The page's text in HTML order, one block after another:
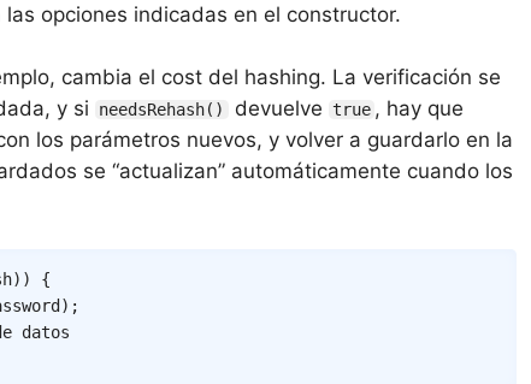
opciones indicadas en el constructor.
cambia el cost del hashing. La verificación se
y si
needsRehash() devuelve true , hay que
los parámetros nuevos, y volver a guardarlo en la
se “actualizan” automáticamente cuando los
) )
{
) ;
datos